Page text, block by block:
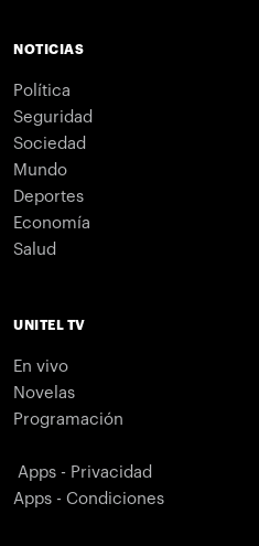
NOTICIAS
Política
Seguridad
Sociedad
Mundo
Deportes
Economía
Salud
UNITEL TV
En vivo
Novelas
Programación
Apps - Privacidad
Apps - Condiciones